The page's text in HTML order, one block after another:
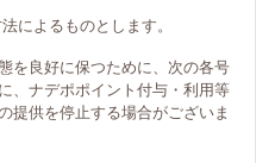
によるものとします。
を良好に保つために、次の各号
、ナデポポイント付与・利用等
提供を停止する場合がございま